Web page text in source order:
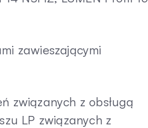
zawieszającymi
związanych z obsługą
LP związanych z